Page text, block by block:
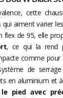
cette
qui aiment varier
flex de 95, elle
, ce qui la rend
comme pour
de
en aluminium et
le pied avec